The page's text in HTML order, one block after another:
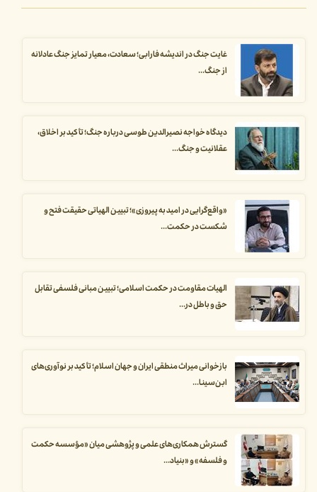
غایت جنگ در اندیشه فارابی؛ سعادت، معیار تمایز جنگ عادلانه
از جنگ...
دیدگاه خواجه نصیرالدین طوسی درباره جنگ؛ تأکید بر اخلاق،
عقلانیت و جنگ...
«واقع‌گرایی در امید به پیروزی»؛ تبیین الهیاتی حقیقت فتح و
شکست در حکمت...
الهیات مقاومت در حکمت اسلامی؛ تبیین مبانی فلسفی تقابل
حق و باطل در...
بازخوانی میراث منطقی ایران و جهان اسلام؛ تأکید بر نوآوری‌های
ابن‌سینا...
گسترش همکاری‌های علمی و پژوهشی میان «مؤسسه حکمت
و فلسفه» و «بنیاد...